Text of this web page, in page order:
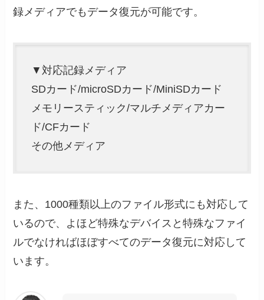
録メディアでもデータ復元が可能です。
▼対応記録メディア
SDカード/microSDカード/MiniSDカード
メモリースティック/マルチメディアカー
ド/CFカード
その他メディア
また、1000種類以上のファイル形式にも対応して
いるので、よほど特殊なデバイスと特殊なファイ
ルでなければほぼすべてのデータ復元に対応して
います。